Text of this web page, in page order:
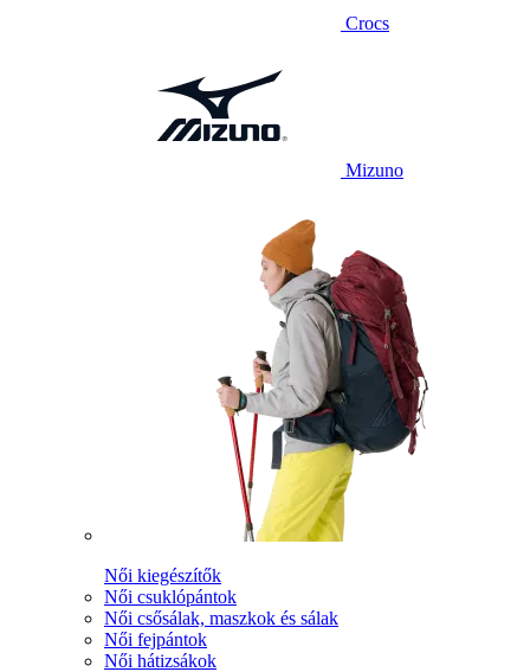
Crocs
Mizuno
Női kiegészítők
Női csuklópántok
Női csősálak, maszkok és sálak
Női fejpántok
Női hátizsákok